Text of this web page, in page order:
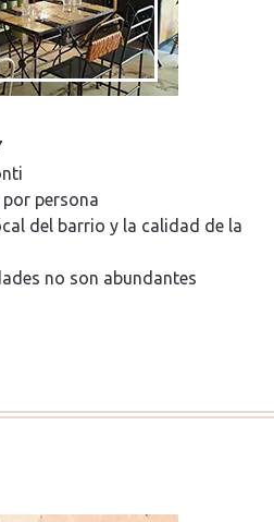
por persona
del barrio y la calidad de la
no son abundantes